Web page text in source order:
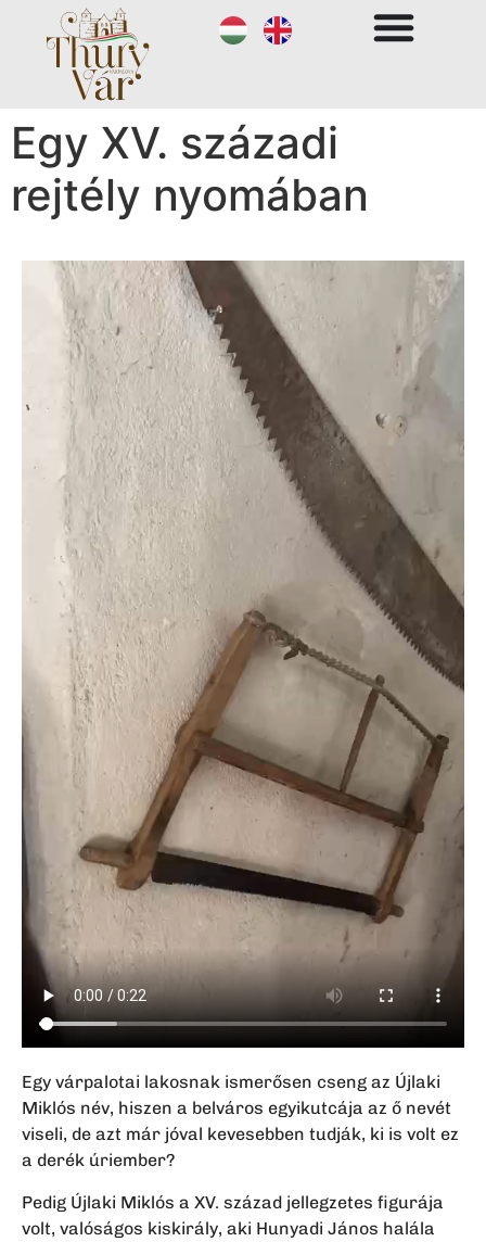
Egy XV. századi
rejtély nyomában
Egy várpalotai lakosnak ismerősen cseng az Újlaki
Miklós név, hiszen a belváros egyikutcája az ő nevét
viseli, de azt már jóval kevesebben tudják, ki is volt ez
a derék úriember?
Pedig Újlaki Miklós a XV. század jellegzetes figurája
volt, valóságos kiskirály, aki Hunyadi János halála